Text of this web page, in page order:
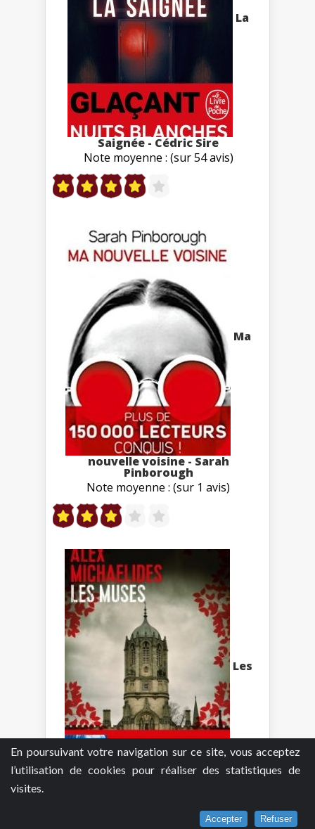
En poursuivant votre navigation sur ce site, vous acceptez
l’utilisation de cookies pour réaliser des statistiques de
visites.
Accepter Refuser
La
Saignée - Cédric Sire
Note moyenne : (sur 54 avis)
Ma
nouvelle voisine - Sarah
Pinborough
Note moyenne : (sur 1 avis)
Les